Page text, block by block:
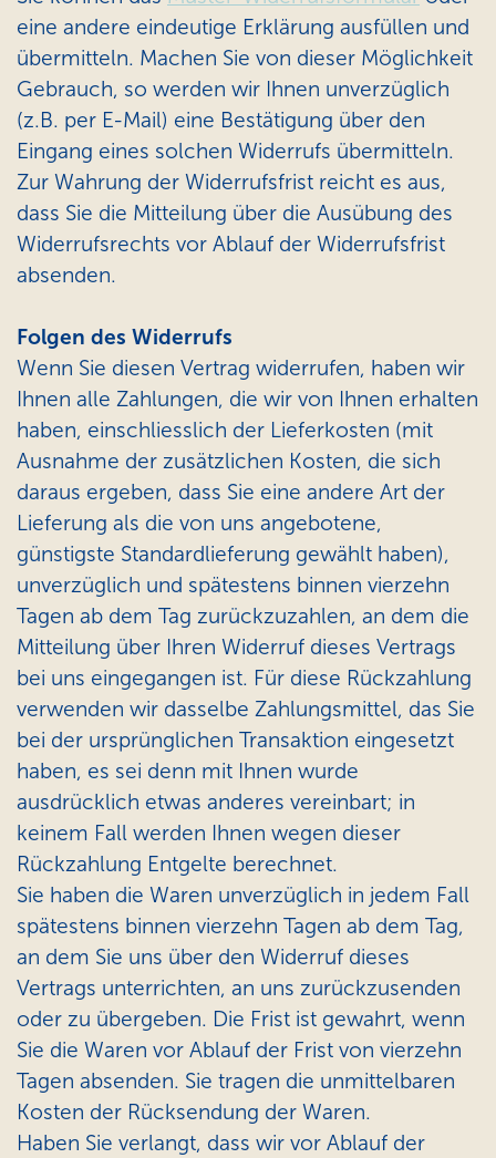
eine andere eindeutige Erklärung ausfüllen und
übermitteln. Machen Sie von dieser Möglichkeit
Gebrauch, so werden wir Ihnen unverzüglich
(z.B. per E-Mail) eine Bestätigung über den
Eingang eines solchen Widerrufs übermitteln.
Zur Wahrung der Widerrufsfrist reicht es aus,
dass Sie die Mitteilung über die Ausübung des
Widerrufsrechts vor Ablauf der Widerrufsfrist
absenden.
Folgen des Widerrufs
Wenn Sie diesen Vertrag widerrufen, haben wir
Ihnen alle Zahlungen, die wir von Ihnen erhalten
haben, einschliesslich der Lieferkosten (mit
Ausnahme der zusätzlichen Kosten, die sich
daraus ergeben, dass Sie eine andere Art der
Lieferung als die von uns angebotene,
günstigste Standardlieferung gewählt haben),
unverzüglich und spätestens binnen vierzehn
Tagen ab dem Tag zurückzuzahlen, an dem die
Mitteilung über Ihren Widerruf dieses Vertrags
bei uns eingegangen ist. Für diese Rückzahlung
verwenden wir dasselbe Zahlungsmittel, das Sie
bei der ursprünglichen Transaktion eingesetzt
haben, es sei denn mit Ihnen wurde
ausdrücklich etwas anderes vereinbart; in
keinem Fall werden Ihnen wegen dieser
Rückzahlung Entgelte berechnet.
Sie haben die Waren unverzüglich in jedem Fall
spätestens binnen vierzehn Tagen ab dem Tag,
an dem Sie uns über den Widerruf dieses
Vertrags unterrichten, an uns zurückzusenden
oder zu übergeben. Die Frist ist gewahrt, wenn
Sie die Waren vor Ablauf der Frist von vierzehn
Tagen absenden. Sie tragen die unmittelbaren
Kosten der Rücksendung der Waren.
Haben Sie verlangt, dass wir vor Ablauf der